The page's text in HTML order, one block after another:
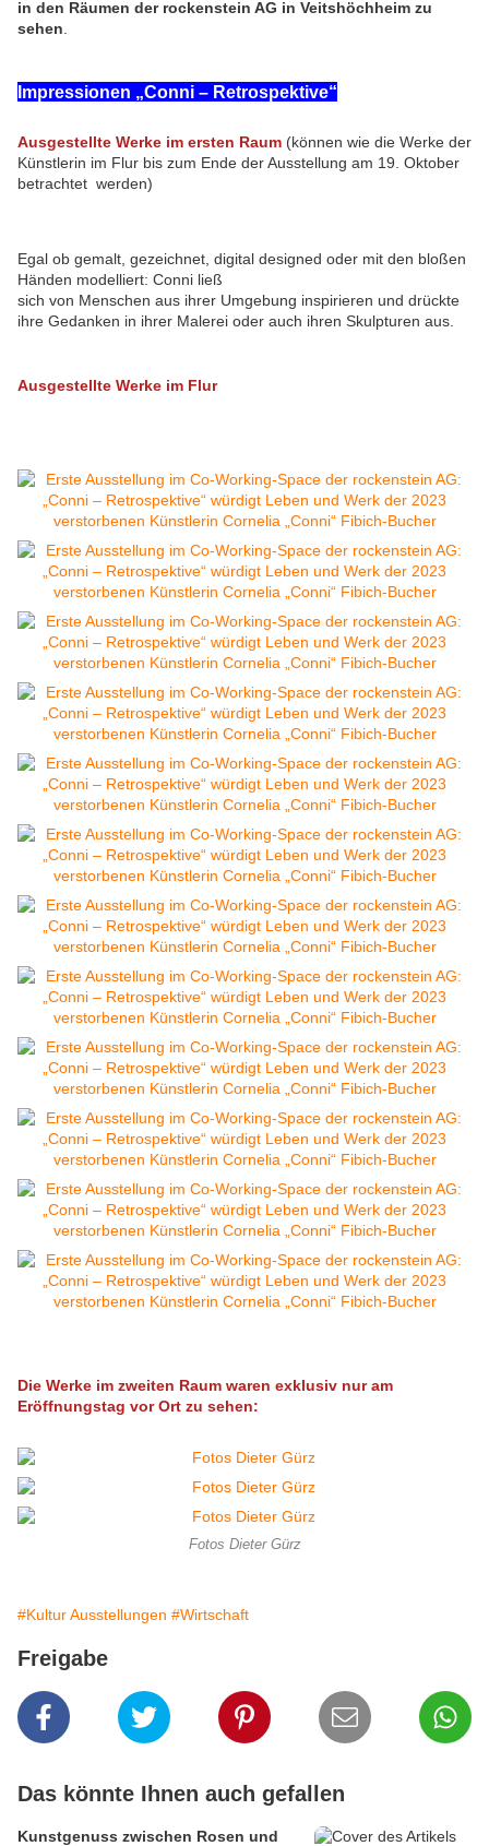
in den Räumen der rockenstein AG in Veitshöchheim zu
sehen
Impressionen „Conni – Retrospektive“
Ausgestellte Werke im ersten Raum (können wie die Werke der
Künstlerin im Flur bis zum Ende der Ausstellung am 19. Oktober
betrachtet werden)
Egal ob gemalt, gezeichnet, digital designed oder mit den bloßen
Händen modelliert: Conni ließ
sich von Menschen aus ihrer Umgebung inspirieren und drückte
ihre Gedanken in ihrer Malerei oder auch ihren Skulpturen aus.
Ausgestellte Werke im Flur
Die Werke im zweiten Raum waren exklusiv nur am
Eröffnungstag vor Ort zu sehen:
Fotos Dieter Gürz
#Kultur Ausstellungen #Wirtschaft
Freigabe
Das könnte Ihnen auch gefallen
Kunstgenuss zwischen Rosen und